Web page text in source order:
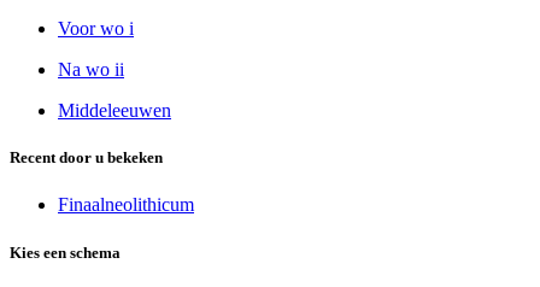
Voor wo i
Na wo ii
Middeleeuwen
Recent door u bekeken
Finaalneolithicum
Kies een schema